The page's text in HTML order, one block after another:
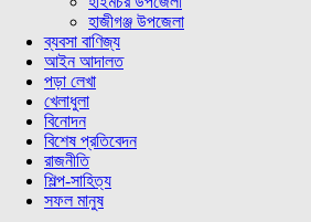
হাজীগঞ্জ উপজেলা
ব্যবসা বাণিজ্য
আইন আদালত
পড়া লেখা
খেলাধুলা
বিনোদন
বিশেষ প্রতিবেদন
রাজনীতি
শিল্প-সাহিত্য
সফল মানুষ